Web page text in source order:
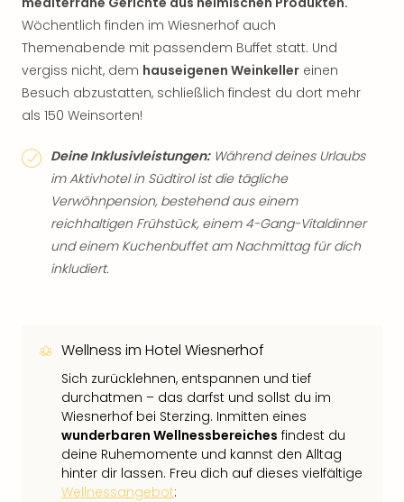
Wöchentlich finden im Wiesnerhof auch
Themenabende mit passendem Buffet statt. Und
vergiss nicht, dem hauseigenen Weinkeller einen
Besuch abzustatten, schließlich findest du dort mehr
als 150 Weinsorten!
Deine Inklusivleistungen:Während deines Urlaubs
im Aktivhotel in Südtirol ist die tägliche
Verwöhnpension, bestehend aus einem
reichhaltigen Frühstück, einem 4-Gang-Vitaldinner
und einem Kuchenbuffet am Nachmittag für dich
inkludiert.
Wellness im Hotel Wiesnerhof
Sich zurücklehnen, entspannen und tief
durchatmen – das darfst und sollst du im
Wiesnerhof bei Sterzing. Inmitten eines
wunderbaren Wellnessbereiches findest du
deine Ruhemomente und kannst den Alltag
hinter dir lassen. Freu dich auf dieses vielfältige
Wellnessangebot: